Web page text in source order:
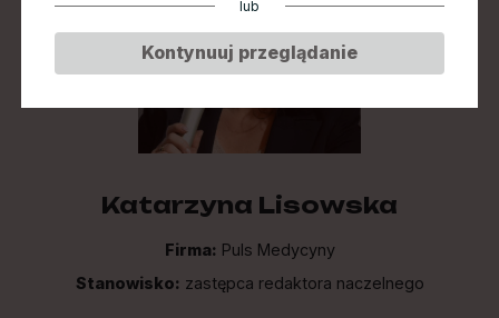
Katarzyna Lisowska
Firma: Puls Medycyny
Stanowisko: zastępca redaktora naczelnego
lub
Kontynuuj przeglądanie